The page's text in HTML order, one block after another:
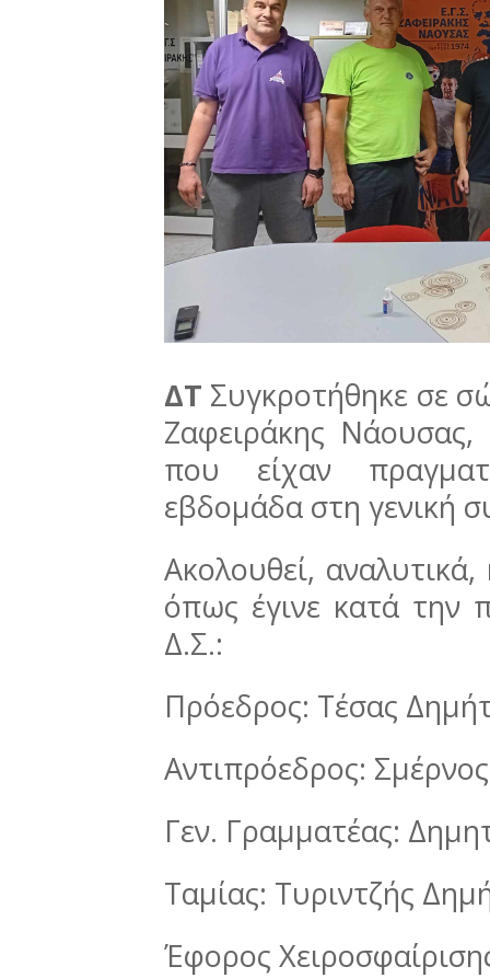
ΔΤ Συγκροτήθηκε σε
Ζαφειράκης Νάουσας,
που είχαν
εβδομάδα στη γενική
Ακολουθεί,
όπως έγινε κατά την
Δ.Σ.:
Πρόεδρος: Τέσας
Αντιπρόεδρος:
Γεν. Γραμματέας:
Ταμίας: Τυριντζής
Έφορος